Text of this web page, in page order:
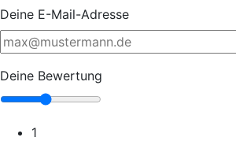
Deine E-Mail-Adresse
Deine Bewertung
1